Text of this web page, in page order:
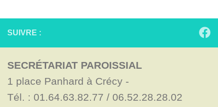
SUIVRE :
SECRÉTARIAT PAROISSIAL
1 place Panhard à Crécy -
Tél. : 01.64.63.82.77 / 06.52.28.28.02